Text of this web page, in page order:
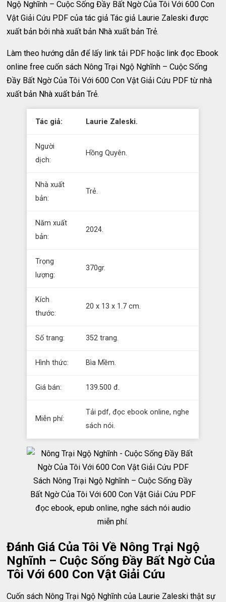
Ngộ Nghĩnh – Cuộc Sống Đầy Bất Ngờ Của Tôi Với 600 Con
Vật Giải Cứu PDF của tác giả Tác giả Laurie Zaleski được
xuất bản bởi nhà xuất bản Nhà xuất bản Trẻ.
Làm theo hướng dẫn để lấy link tải PDF hoặc link đọc Ebook
online free cuốn sách Nông Trại Ngộ Nghĩnh – Cuộc Sống
Đầy Bất Ngờ Của Tôi Với 600 Con Vật Giải Cứu PDF từ nhà
xuất bản Nhà xuất bản Trẻ.
Tác giả: Laurie Zaleski.
Người
dịch:
Hồng Quyên.
Nhà xuất
bản:
Trẻ.
Năm xuất
bản:
2024.
Trọng
lượng:
370gr.
Kích
thước:
20 x 13 x 1.7 cm.
Số trang: 352 trang.
Hình thức: Bìa Mềm.
Giá bán: 139.500 đ.
Miễn phí:
Tải pdf, đọc ebook online, nghe
sách nói.
Sách Nông Trại Ngộ Nghĩnh – Cuộc Sống Đầy
Bất Ngờ Của Tôi Với 600 Con Vật Giải Cứu PDF
đọc ebook, epub online, nghe sách nói audio
miễn phí.
Đánh Giá Của Tôi Về Nông Trại Ngộ
Nghĩnh – Cuộc Sống Đầy Bất Ngờ Của
Tôi Với 600 Con Vật Giải Cứu
Cuốn sách Nông Trại Ngộ Nghĩnh của Laurie Zaleski thật sự